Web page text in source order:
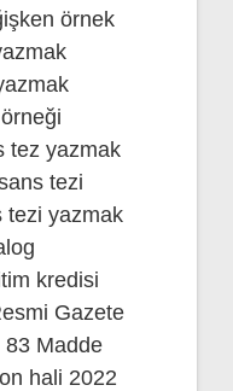
örnek
tez yazmak
tezi
tezi yazmak
kredisi
Gazete
83 Madde
hali 2022